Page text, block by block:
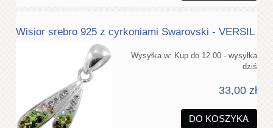
Wisior srebro 925 z cyrkoniami Swarovski - VERSIL
Wysyłka w: Kup do 12.00 - wysyłka
dziś
33,00 zł
DO KOSZYKA